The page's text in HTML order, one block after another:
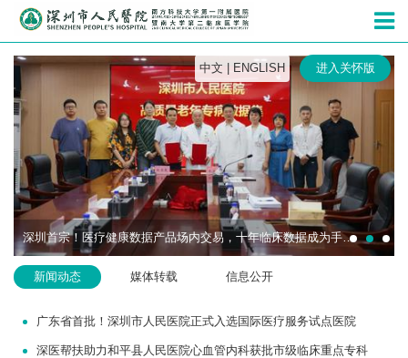
深圳市人民
中文 ENGLISH 进入关怀版
深圳首宗！医疗健康数据产品场内交易，十年临床数据成为手术机器人研发“燃料”
新闻动态 媒体转载 信息公开
广东省首批！深圳市人民医院正式入选国际医疗服务试点医院
深医帮扶助力和平县人民医院心血管内科获批市级临床重点专科